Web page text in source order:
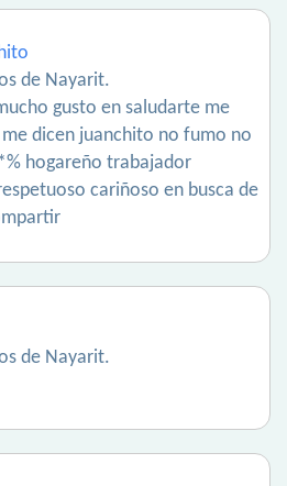
de Nayarit.
gusto en saludarte me
dicen juanchito no fumo no
hogareño trabajador
cariñoso en busca de
de Nayarit.